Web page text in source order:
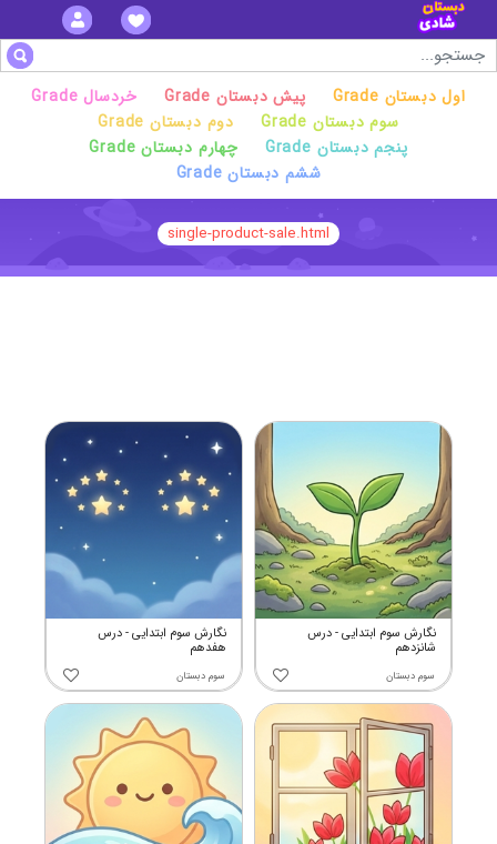
Grade خردسال Grade پیش دبستان
Grade اول دبستان
Grade دوم دبستان
Grade سوم دبستان
Grade چهارم دبستان
Grade پنجم دبستان
Grade ششم دبستان
single-product-sale.html
نگارش سوم ابتدایی - درس
هفدهم
سوم دبستان
نگارش سوم ابتدایی - درس
شانزدهم
سوم دبستان